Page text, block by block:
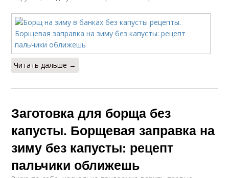
Читать дальше →
Заготовка для борща без
капусты. Борщевая заправка на
зиму без капусты: рецепт
пальчики оближешь